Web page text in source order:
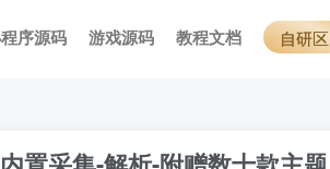
序源码 游戏源码 教程文档 自研区